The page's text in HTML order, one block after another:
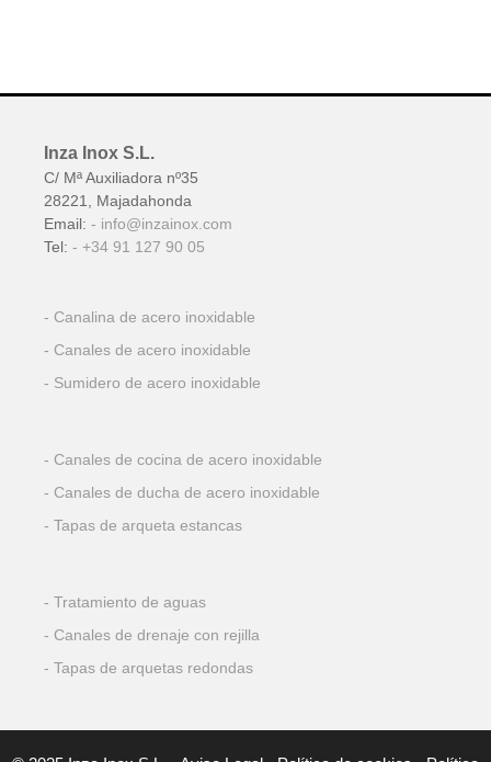
Inza Inox S.L.
C/ Mª Auxiliadora nº35
28221, Majadahonda
Email:
info@inzainox.com
Tel:
+34 91 127 90 05
Canalina de acero inoxidable
Canales de acero inoxidable
Sumidero de acero inoxidable
Canales de cocina de acero inoxidable
Canales de ducha de acero inoxidable
Tapas de arqueta estancas
Tratamiento de aguas
Canales de drenaje con rejilla
Tapas de arquetas redondas